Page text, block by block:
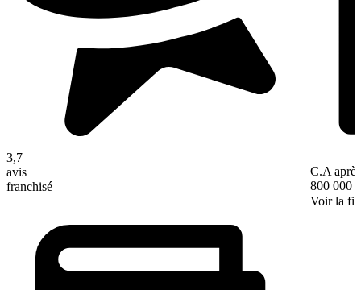
3,7
avis
franchisé
C.A
800 000 €
Voir la